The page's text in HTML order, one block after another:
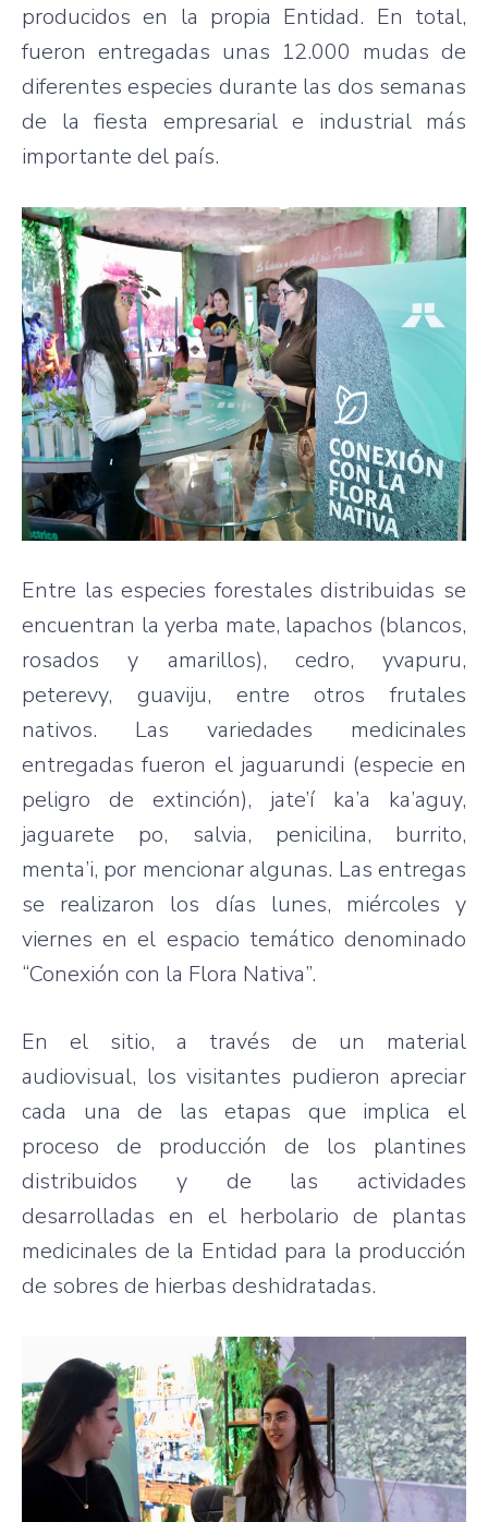
producidos en la propia Entidad. En total,
fueron entregadas unas 12.000 mudas de
diferentes especies durante las dos semanas
de la fiesta empresarial e industrial más
importante del país.
Entre las especies forestales distribuidas se
encuentran la yerba mate, lapachos (blancos,
rosados y amarillos), cedro, yvapuru,
peterevy, guaviju, entre otros frutales
nativos. Las variedades medicinales
entregadas fueron el jaguarundi (especie en
peligro de extinción), jate’í ka’a ka’aguy,
jaguarete po, salvia, penicilina, burrito,
menta’i, por mencionar algunas. Las entregas
se realizaron los días lunes, miércoles y
viernes en el espacio temático denominado
“Conexión con la Flora Nativa”.
En el sitio, a través de un material
audiovisual, los visitantes pudieron apreciar
cada una de las etapas que implica el
proceso de producción de los plantines
distribuidos y de las actividades
desarrolladas en el herbolario de plantas
medicinales de la Entidad para la producción
de sobres de hierbas deshidratadas.